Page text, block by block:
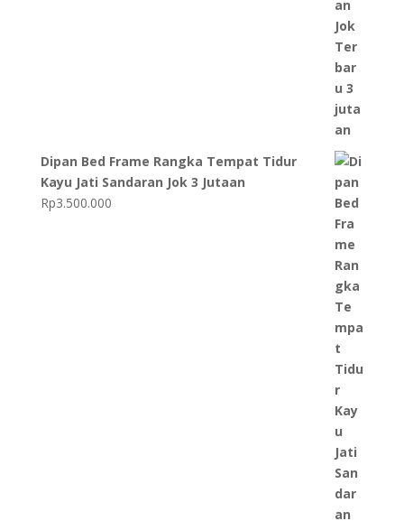
Dipan Bed Frame Rangka Tempat Tidur
Kayu Jati Sandaran Jok 3 Jutaan
Rp3.500.000